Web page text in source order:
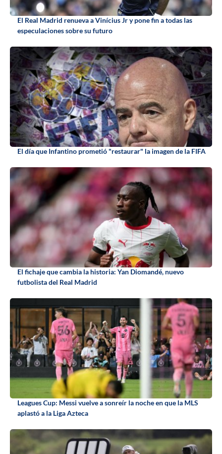
El Real Madrid renueva a Vinícius Jr y pone fin a todas las
especulaciones sobre su futuro
El día que Infantino prometió "restaurar" la imagen de la FIFA
El fichaje que cambia la historia: Yan Diomandé, nuevo
futbolista del Real Madrid
Leagues Cup: Messi vuelve a sonreír la noche en que la MLS
aplastó a la Liga Azteca